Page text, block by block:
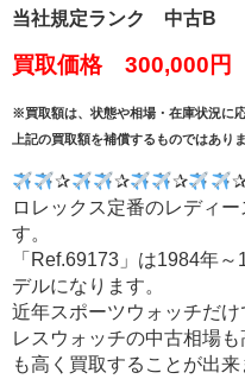
当社規定ランク 中古B
買取価格 300,000円
※買取額は、状態や相場・在庫状況に
上記の買取額を補償するものではあり
✰ ✰ ✰
ロレックス定番のレディ
す。
「Ref.69173」は1984年
デルになります。
近年スポーツウォッチだ
レスウォッチの中古相場
も高く買取することが出来